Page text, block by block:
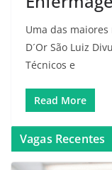
Uma das
D´Or São Luiz
Técnicos e
Read More
Vagas Recentes